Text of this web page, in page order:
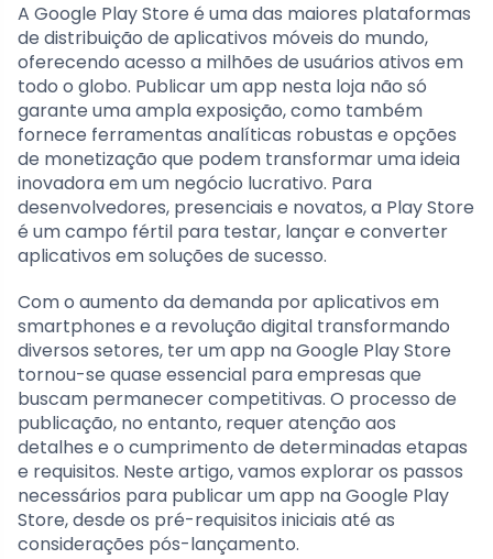
A Google Play Store é uma das maiores plataformas
de distribuição de aplicativos móveis do mundo,
oferecendo acesso a milhões de usuários ativos em
todo o globo. Publicar um app nesta loja não só
garante uma ampla exposição, como também
fornece ferramentas analíticas robustas e opções
de monetização que podem transformar uma ideia
inovadora em um negócio lucrativo. Para
desenvolvedores, presenciais e novatos, a Play Store
é um campo fértil para testar, lançar e converter
aplicativos em soluções de sucesso.
Com o aumento da demanda por aplicativos em
smartphones e a revolução digital transformando
diversos setores, ter um app na Google Play Store
tornou-se quase essencial para empresas que
buscam permanecer competitivas. O processo de
publicação, no entanto, requer atenção aos
detalhes e o cumprimento de determinadas etapas
e requisitos. Neste artigo, vamos explorar os passos
necessários para publicar um app na Google Play
Store, desde os pré-requisitos iniciais até as
considerações pós-lançamento.